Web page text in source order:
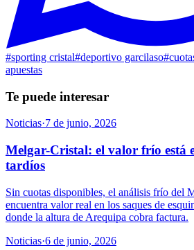
#sporting cristal#deportivo garcilaso#
apuestas
Te puede interesar
Noticias·7 de junio, 2026
Melgar-Cristal: el valor frío está
tardíos
Sin cuotas disponibles, el análisis frío del
encuentra valor real en los saques de
donde la altura de Arequipa cobra factura.
Noticias·6 de junio, 2026